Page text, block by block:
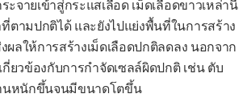
งกระเพาะปัสสาวะ
บพันธุ์
อกไม่ร้ายที่เต้านม
ะจายเข้าสู่กระแสเลือด เม็ดเลือดขาวเหล่านี้
ตามปกติได้ และยังไปแย่งพื้นที่ในการสร้าง
ผลให้การสร้างเม็ดเลือดปกติลดลง นอกจาก
ยวข้องกับการกำจัดเซลล์ผิดปกติ เช่น ตับ
นหนักขึ้นจนมีขนาดโตขึ้น